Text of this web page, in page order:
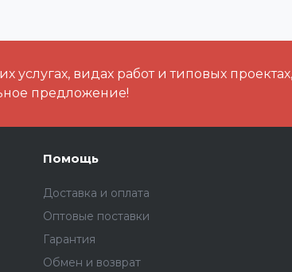
видах работ и типовых
предложение!
Помощь
Доставка и оплата
Оптовые поставки
Гарантия
Обмен и возврат